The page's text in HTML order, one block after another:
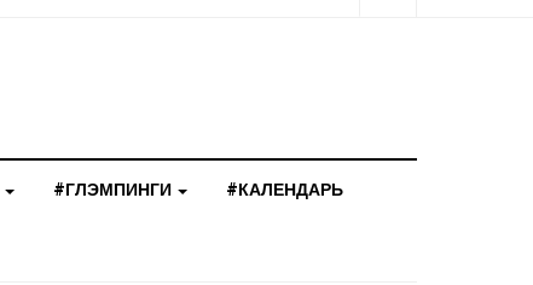
#ГЛЭМПИНГИ #КАЛЕНДАРЬ